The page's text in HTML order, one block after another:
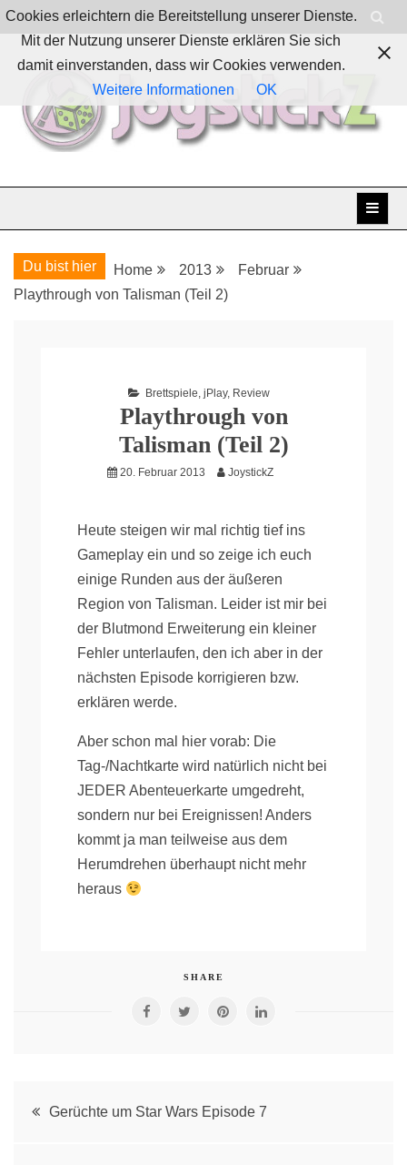
Skip
to
content
JoystickZ
Du bist hier Home 2013
Februar
Playthrough von Talisman (Teil 2)
Brettspiele, jPlay, Review
Playthrough von
Talisman (Teil 2)
20. Februar 2013 JoystickZ
Heute steigen wir mal richtig tief ins
Gameplay ein und so zeige ich euch
einige Runden aus der äußeren
Region von Talisman. Leider ist mir bei
der Blutmond Erweiterung ein kleiner
Fehler unterlaufen, den ich aber in der
nächsten Episode korrigieren bzw.
erklären werde.
Aber schon mal hier vorab: Die
Tag-/Nachtkarte wird natürlich nicht bei
JEDER Abenteuerkarte umgedreht,
sondern nur bei Ereignissen! Anders
kommt ja man teilweise aus dem
Herumdrehen überhaupt nicht mehr
heraus
SHARE
PostGerüchte um Star Wars Episode 7
Cookies erleichtern die Bereitstellung unserer Dienste.
Mit der Nutzung unserer Dienste erklären Sie sich
damit einverstanden, dass wir Cookies verwenden.
Weitere Informationen
OK